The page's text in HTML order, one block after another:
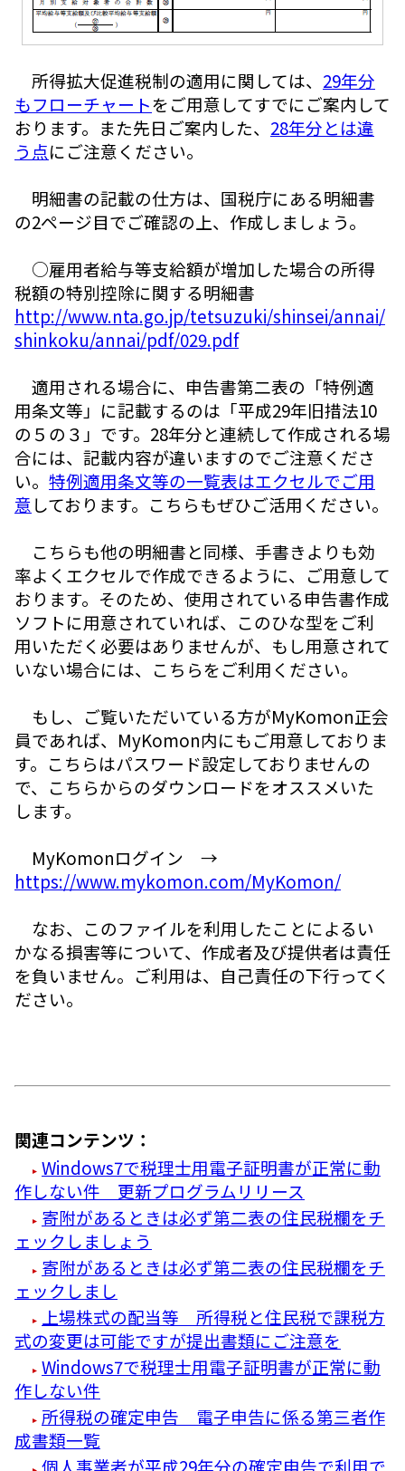
所得拡大促進税制の適用に関しては、 29年分
もフローチャートをご用意してすでにご案内して
おります。また先日ご案内した、 28年分とは違
う点にご注意ください。
明細書の記載の仕方は、国税庁にある明細書
の2ページ目でご確認の上、作成しましょう。
○雇用者給与等支給額が増加した場合の所得
税額の特別控除に関する明細書
http://www.nta.go.jp/tetsuzuki/shinsei/annai/
shinkoku/annai/pdf/029.pdf
適用される場合に、申告書第二表の「特例適
用条文等」に記載するのは「平成29年旧措法10
の５の３」です。28年分と連続して作成される場
合には、記載内容が違いますのでご注意くださ
い。 特例適用条文等の一覧表はエクセルでご用
意しております。こちらもぜひご活用ください。
こちらも他の明細書と同様、手書きよりも効
率よくエクセルで作成できるように、ご用意して
おります。そのため、使用されている申告書作成
ソフトに用意されていれば、このひな型をご利
用いただく必要はありませんが、もし用意されて
いない場合には、こちらをご利用ください。
もし、ご覧いただいている方がMyKomon正会
員であれば、MyKomon内にもご用意しておりま
す。こちらはパスワード設定しておりませんの
で、こちらからのダウンロードをオススメいた
します。
MyKomonログイン →
https://www.mykomon.com/MyKomon/
なお、このファイルを利用したことによるい
かなる損害等について、作成者及び提供者は責任
を負いません。ご利用は、自己責任の下行ってく
ださい。
関連コンテンツ：
Windows7で税理士用電子証明書が正常に動
作しない件 更新プログラムリリース
寄附があるときは必ず第二表の住民税欄をチ
ェックしましょう
寄附があるときは必ず第二表の住民税欄をチ
ェックしまし
上場株式の配当等 所得税と住民税で課税方
式の変更は可能ですが提出書類にご注意を
Windows7で税理士用電子証明書が正常に動
作しない件
所得税の確定申告 電子申告に係る第三者作
成書類一覧
個人事業者が平成29年分の確定申告で利用で